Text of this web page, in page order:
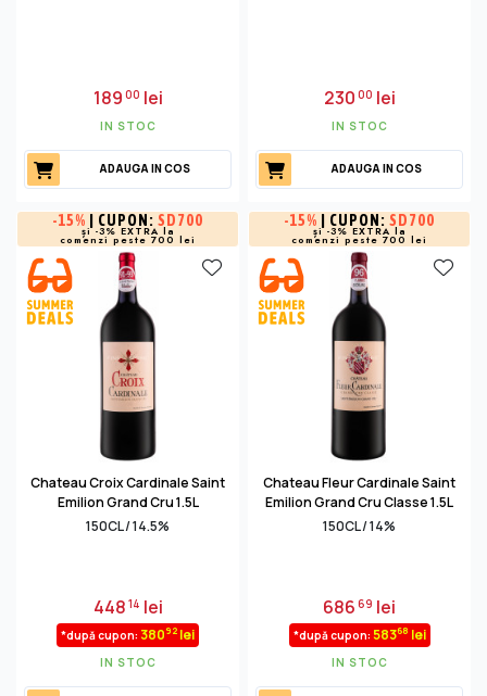
18900 lei
IN STOC
ADAUGA IN COS
23000 lei
IN STOC
ADAUGA IN COS
-15% | CUPON: SD700
și -3% EXTRA la
comenzi peste 700 lei
Chateau Croix Cardinale Saint
Emilion Grand Cru 1.5L
150CL / 14.5%
44814 lei
*după cupon: 38092 lei
IN STOC
-15% | CUPON: SD700
și -3% EXTRA la
comenzi peste 700 lei
Chateau Fleur Cardinale Saint
Emilion Grand Cru Classe 1.5L
150CL / 14%
68669 lei
*după cupon: 58368 lei
IN STOC